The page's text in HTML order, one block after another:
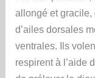
allongé et gracile,
d’ailes dorsales
ventrales. Ils
respirent à l’aide